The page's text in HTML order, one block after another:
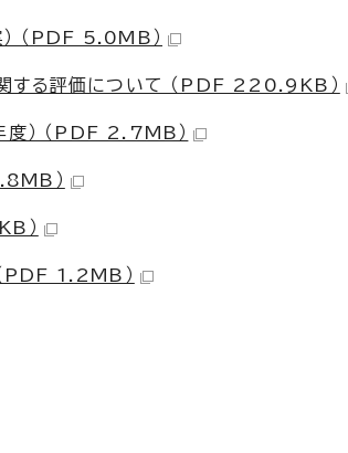
（PDF 5.0MB）
する評価について （PDF 220.9KB）
） （PDF 2.7MB）
）
）
PDF 1.2MB）